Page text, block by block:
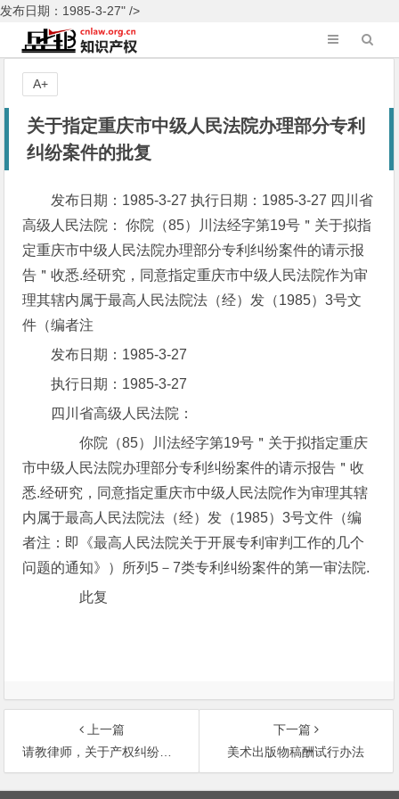
发布日期：1985-3-27" />
关于指定重庆市中级人民法院办理部分专利
纠纷案件的批复
发布日期：1985-3-27 执行日期：1985-3-27 四川省
高级人民法院： 你院（85）川法经字第19号＂关于拟指
定重庆市中级人民法院办理部分专利纠纷案件的请示报
告＂收悉.经研究，同意指定重庆市中级人民法院作为审
理其辖内属于最高人民法院法（经）发（1985）3号文
件（编者注
发布日期：1985-3-27
执行日期：1985-3-27
四川省高级人民法院：
你院（85）川法经字第19号＂关于拟指定重庆
市中级人民法院办理部分专利纠纷案件的请示报告＂收
悉.经研究，同意指定重庆市中级人民法院作为审理其辖
内属于最高人民法院法（经）发（1985）3号文件（编
者注：即《最高人民法院关于开展专利审判工作的几个
问题的通知》）所列5－7类专利纠纷案件的第一审法院.
此复
A+
上一篇
请教律师，关于产权纠纷的事情
下一篇
美术出版物稿酬试行办法
文